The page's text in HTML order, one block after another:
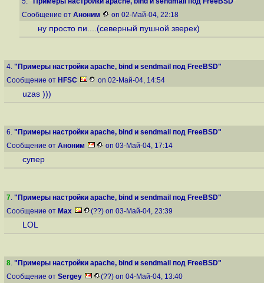
Сообщение от Аноним on 02-Май-04, 22:18
ну просто пи....(северный пушной зверек)
4. "Примеры настройки apache, bind и sendmail под FreeBSD"
Сообщение от HFSC on 02-Май-04, 14:54
uzas )))
6. "Примеры настройки apache, bind и sendmail под FreeBSD"
Сообщение от Аноним on 03-Май-04, 17:14
супер
7. "Примеры настройки apache, bind и sendmail под FreeBSD"
Сообщение от Max (??) on 03-Май-04, 23:39
LOL
8. "Примеры настройки apache, bind и sendmail под FreeBSD"
Сообщение от Sergey (??) on 04-Май-04, 13:40